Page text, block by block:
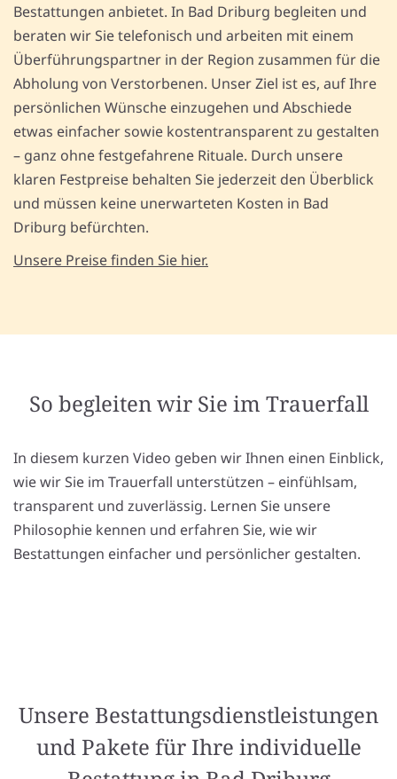
Bestattungen anbietet. In Bad Driburg begleiten und
beraten wir Sie telefonisch und arbeiten mit einem
Überführungspartner in der Region zusammen für die
Abholung von Verstorbenen. Unser Ziel ist es, auf Ihre
persönlichen Wünsche einzugehen und Abschiede
etwas einfacher sowie kostentransparent zu gestalten
– ganz ohne festgefahrene Rituale. Durch unsere
klaren Festpreise behalten Sie jederzeit den Überblick
und müssen keine unerwarteten Kosten in Bad
Driburg befürchten.
Unsere Preise finden Sie hier.
So begleiten wir Sie im Trauerfall
In diesem kurzen Video geben wir Ihnen einen Einblick,
wie wir Sie im Trauerfall unterstützen – einfühlsam,
transparent und zuverlässig. Lernen Sie unsere
Philosophie kennen und erfahren Sie, wie wir
Bestattungen einfacher und persönlicher gestalten.
Unsere Bestattungsdienstleistungen
und Pakete für Ihre individuelle